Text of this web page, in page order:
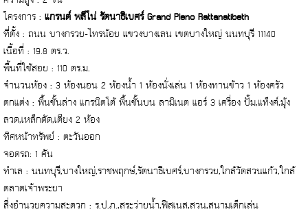
โครงการ : แกรนด์ พลีโน่ รัตนาธิเบศร์ Grand Pleno Rattanatibeth
ที่ตั้ง : ถนน บางกรวย-ไทรน้อย แขวงบางเลน เขตบางใหญ่ นนทบุรี 11140
เนื้อที่ : 19.8 ตร.ว.
พื้นที่ใช้สอย : 110 ตร.ม.
จำนวนห้อง : 3 ห้องนอน 2 ห้องน้ำ 1 ห้องนั่งเล่น 1 ห้องทานข้าว 1 ห้องครัว
ตกแต่ง : พื้นชั้นล่าง แกรนิตโต้ พื้นชั้นบน ลามิเนต แอร์ 3 เครื่อง ปั๊ม,แท็งค์,มุ้ง
ลวด,เหล็กดัด,เตียง 2 ห้อง
ทิศหน้าทรัพย์ : ตะวันออก
จอดรถ: 1 คัน
ทำเล : นนทบุรี,บางใหญ่,ราชพฤกษ์,รัตนาธิเบศร์,บางกรวย,ใกล้วัดสวนแก้ว,ใกล้
ตลาดเจ้าพระยา
สิ่งอำนวยความสะดวก : ร.ป.ภ.,สระว่ายน้ำ,ฟิสเนส,สวน,สนามเด็กเล่น